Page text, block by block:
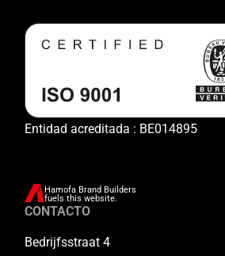
Entidad acreditada : BE014895
Hamofa Brand Builders
fuels this website.
CONTACTO
Bedrijfsstraat 4